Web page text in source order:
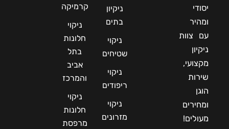
יסודי
ומהיר
עם צוות
ניקיון
מקצועי,
שירות
הוגן
ומחירים
מעולים!
ניקיון
בתים
ניקוי
שטיחים
ניקוי
ריפודים
ניקוי
מזרונים
קרמיקה
ניקוי
חלונות
בתל
אביב
והמרכז
ניקוי
חלונות
מרפסת